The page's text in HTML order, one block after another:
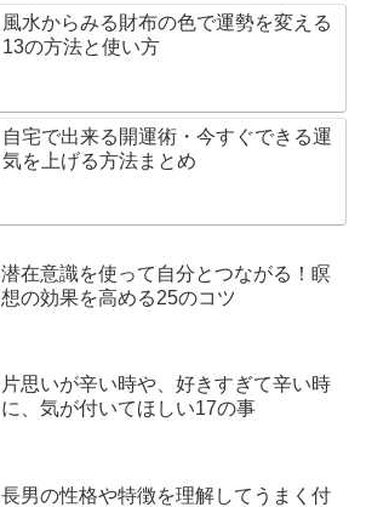
風水からみる財布の色で運勢を変える
13の方法と使い方
自宅で出来る開運術・今すぐできる運
気を上げる方法まとめ
潜在意識を使って自分とつながる！瞑
想の効果を高める25のコツ
片思いが辛い時や、好きすぎて辛い時
に、気が付いてほしい17の事
長男の性格や特徴を理解してうまく付